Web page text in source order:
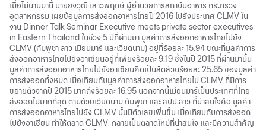
เมื่อไม่นานมานี้ นายยงวุฒิ เสาวพฤกษ์ ผู้อำนวยการสถาบันอาหาร กระทรวง
อุตสาหกรรม เผยข้อมูลการส่งออกอาหารไทยปี 2016 ไปยังประเทศ CLMV ใน
งาน Dinner Talk Seminar Executive meets private sector executives
in Eastern Thailand ในช่วง 5 ปีที่ผ่านมา มูลค่าการส่งออกอาหารไทยไปยัง
CLMV (กัมพูชา ลาว เมียนมาร์ และเวียดนาม) อยู่ที่ร้อยละ 15.94 ขณะที่มูลค่าการ
ส่งออกอาหารไทยไปยังอาเซียนอยู่ที่เพียงร้อยละ 9.19 ซึ่งในปี 2015 ที่ผ่านมานั้น
มูลค่าการส่งออกอาหารไทยไปยังอาเซียนคิดเป็นสัดส่วนร้อยละ 25.65 ของมูลค่า
การส่งออกทั้งหมด เมื่อเทียบกับมูลค่าการส่งออกอาหารไทยไป CLMV ที่มีการ
ขยายตัวจากปี 2015 มากถึงร้อยละ 16.95 นอกจากนี้เมียนมาร์เป็นประเทศที่ไทย
ส่งออกไปมากที่สุด ตามด้วยเวียดนาม กัมพูชา และ สปป.ลาว ที่น่าสนใจคือ มูลค่า
การส่งออกอาหารไทยไปยัง CLMV นั้นมีตัวเลขเพิ่มขึ้น เมื่อเทียบกับการส่งออก
ไปยังอาเซียน ทำให้ตลาด CLMV กลายเป็นตลาดใหม่ที่น่าสนใจ และมีความสำคัญ